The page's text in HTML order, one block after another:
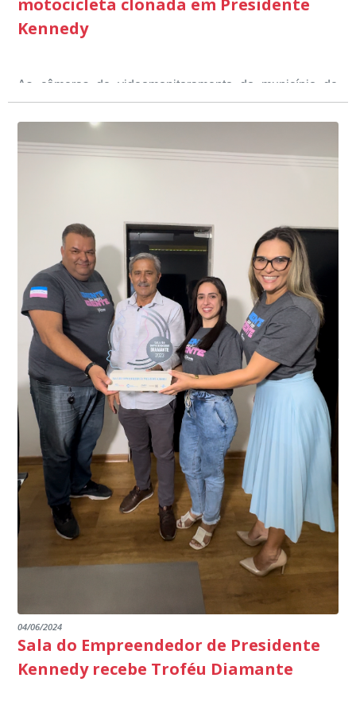
Kennedy
As câmeras de videomonitoramento do município de
Presidente Kennedy identificaram neste fim de semana,
01 de junho, uma motocicleta com indícios de
adulteração, imediatamente, a central de
videomonitoramento acionou a Guarda Civil Municipal,
Durante a abordagem a adulteração foi comprovada,
através da conferência do Chassi, a motocicleta, bem
conta do sistema de videomonitoramento instalado
recentemente em todo o município de Presidente
Kennedy, o sistema é integrado com outros municípios
do país, sendo possível a identificação de veículos por
meio do cruzamento de informações, nesse caso
específico, com dados de uma cidade do Estado do Rio
de Janeiro.
“Mais de 100 câmeras foram instaladas na sede e no
interior de Presidente Kennedy, garantindo mais
segurança à população, seja nas ruas, no comércio, os
produtores agropecuários. Estamos no rumo certo,
parabéns a todos os servidores que contribuem para a
segurança da nossa cidade”, destaca o prefeito Dorlei
Fontão.
04/06/2024
Sala do Empreendedor de Presidente
Kennedy recebe Troféu Diamante